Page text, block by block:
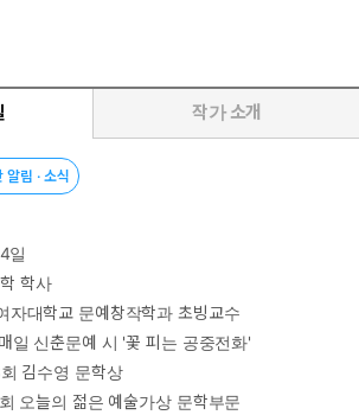
시인선 번호 어깨 근처에 ‘리본’처럼 달린 R
reissue을 뜻하며 이 반복répétition이 곧 새
부활résurrection의 뜻을 함축한다. 문학과
호 속에서 다문다문 R을 만날 때마다 그 안에
신기한 언어의 화성으로 울리는 광경을 목
때쯤이면 되살아난 시집의 고유한 개성적 울
지의 분출이면서 동시에 그것을 그렇게 수
역동적 상상력의 작동임을 제 몸의 체험으
장 먼저 만날 문학과지성 시인선 R은 이성
물결무늬 자국』, 유하의 『무림일기』, 황병
쿠』, 김경주의 『나는 이 세상에 없는 계절이
작가 소개
알림 · 소식
일
학사
자대학교 문예창작학과 초빙교수
일 신춘문예 시 '꽃 피는 공중전화'
김수영 문학상
오늘의 젊은 예술가상 문학부문